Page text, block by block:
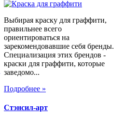
Выбирая краску для граффити,
правильнее всего
ориентироваться на
зарекомендовавшие себя бренды.
Специализация этих брендов -
краски для граффити, которые
заведомо...
Подробнее »
Стэнсил-арт